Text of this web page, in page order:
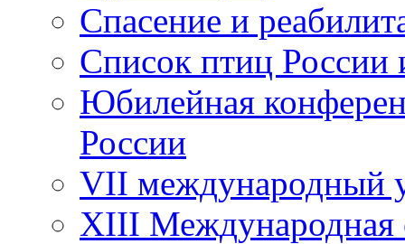
Спасение и
Список птиц России
Юбилейная
России
VII международный
XIII Международная